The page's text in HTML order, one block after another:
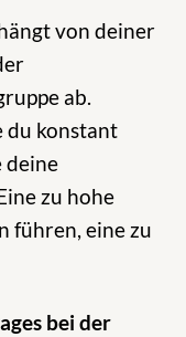
von deiner
ab.
du konstant
deine
zu hohe
führen, eine zu
bei der